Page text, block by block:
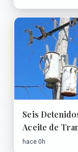
Seis
Aceite de
hace 0h